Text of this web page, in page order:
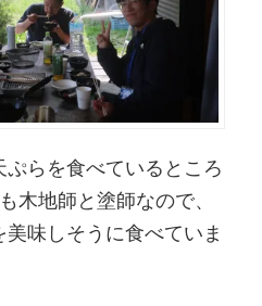
らを食べているところ
木地師と塗師なので、
味しそうに食べていま